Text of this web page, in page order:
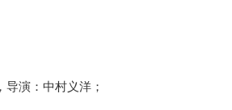
导演：中村义洋；